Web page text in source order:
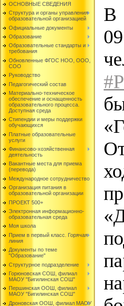
ОСНОВНЫЕ СВЕДЕНИЯ
Структура и органы управления
образовательной организацией
Официальные документы
Образование
Образовательные стандарты и
требования
Обновленные ФГОС НОО, ООО,
СОО
Руководство
Педагогический состав
Материально-техническое
обеспечение и оснащенность
образовательного процесса.
Доступная среда
Стипендии и меры поддержки
обучающихся
Платные образовательные
услуги
Финансово-хозяйственная
деятельность
Вакантные места для приема
(перевода)
Международное сотрудничество
Организация питания в
образовательной организации
ПРОЕКТ 500+
Электронная информационно-
образовательная среда
Моя школа
Прием в первый класс. Горячая
линия
Документы по теме
"Образование"
Структурное подразделение
Горюновская СОШ, филиал
МАОУ "Бигилинская СОШ"
Першинская ООШ, филиал
МАОУ "Бигилинская СОШ"
Дроновская ООШ, филиал МАОУ
В